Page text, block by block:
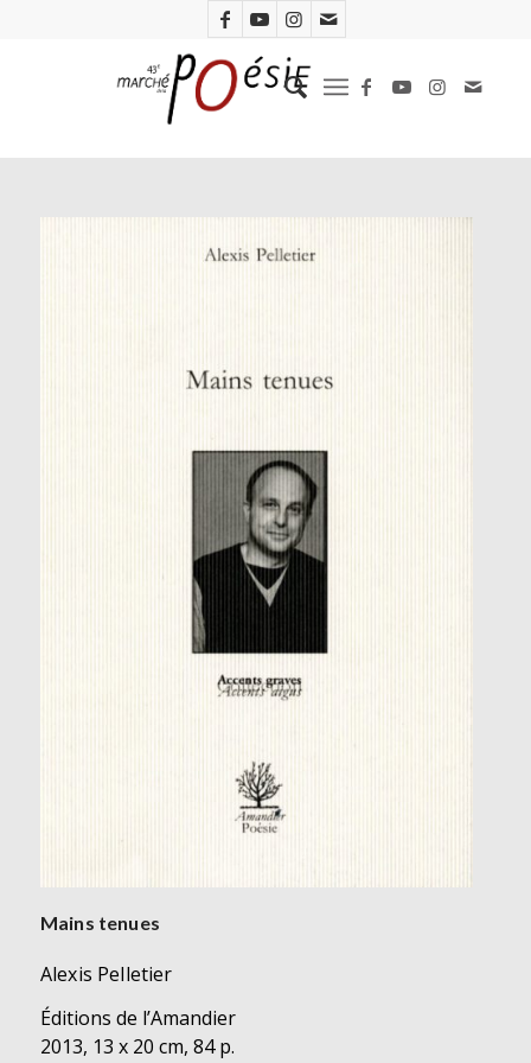
Mains tenues
Alexis Pelletier
Éditions de l’Amandier
2013, 13 x 20 cm, 84 p.